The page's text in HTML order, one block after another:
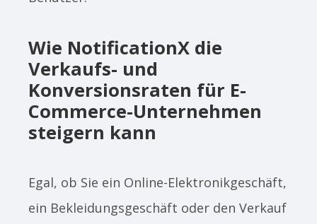
Wie NotificationX die
Verkaufs- und
Konversionsraten für E-
Commerce-Unternehmen
steigern kann
Egal, ob Sie ein Online-Elektronikgeschäft,
ein Bekleidungsgeschäft oder den Verkauf